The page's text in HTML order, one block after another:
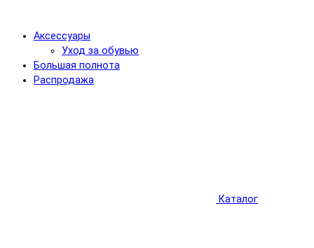
Аксессуары
Уход за обувью
Большая полнота
Распродажа
Каталог